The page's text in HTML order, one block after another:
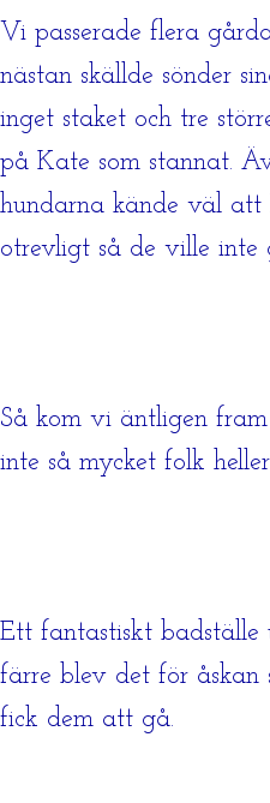
Vi passerade flera
nästan skällde sönder
inget staket och tre
på Kate som stannat.
hundarna kände väl
otrevligt så de ville inte
Så kom vi äntligen
inte så mycket folk
Ett fantastiskt badställe
färre blev det för
fick dem att gå.